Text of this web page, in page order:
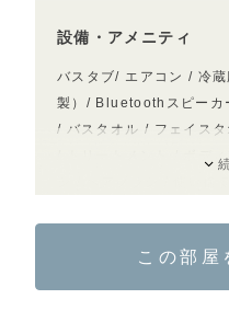
設備・アメニティ
バスタブ/ エアコン / 冷
製）/ Bluetoothスピーカ
/ バスタオル / フェイス
/ トリートメント / ボデ
この部屋